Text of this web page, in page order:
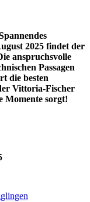
2025 findet der
anspruchsvolle
Passagen
die besten
Vittoria-Fischer
Momente sorgt!